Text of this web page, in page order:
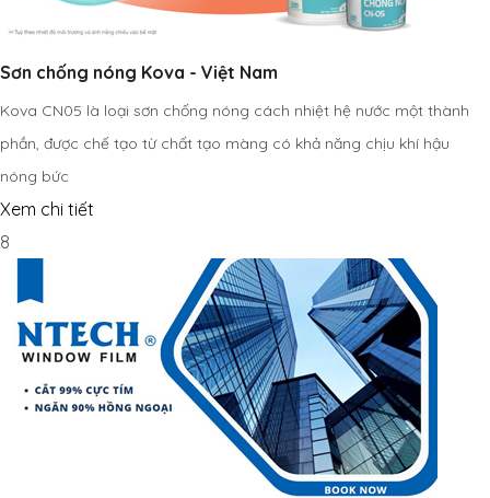
Sơn chống nóng Kova - Việt Nam
Kova CN05 là loại sơn chống nóng cách nhiệt hệ nước một thành
phần, được chế tạo từ chất tạo màng có khả năng chịu khí hậu
nóng bức
Xem chi tiết
8